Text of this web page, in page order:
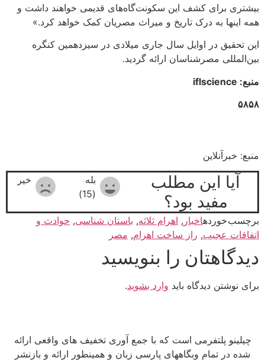
بیشتری برای کشف این سکونت‌گاه‌های قدیمی خواهند داشت و
همه اینها به درک تاریخ و میراث مصریان کمک خواهد کرد.»
این تحقیق در اوایل سال جاری میلادی در سیزدهمین کنگره
بین‌المللی مصرشناسان ارائه گردید.
منبع: iflscience
۵۸۵۸
منبع: خبرآنلاین
آیا این مطلب
مفید بود؟
بله
(15)
خیر
برچسب خوردهاخبار , اهرام ثلاثه, باستان شناسی, حوادث و
اتفاقات عجیب, راز ساخت اهرام, مصر
دیدگاهتان را بنویسید
برای نوشتن دیدگاه باید وارد بشوید.
چیلینو پلتفرمی است که با جمع آوری تخفیف های واقعی ارائه
شده در تمام وبگاههای پارسی زبان و همینطور ارائه و بازنشر